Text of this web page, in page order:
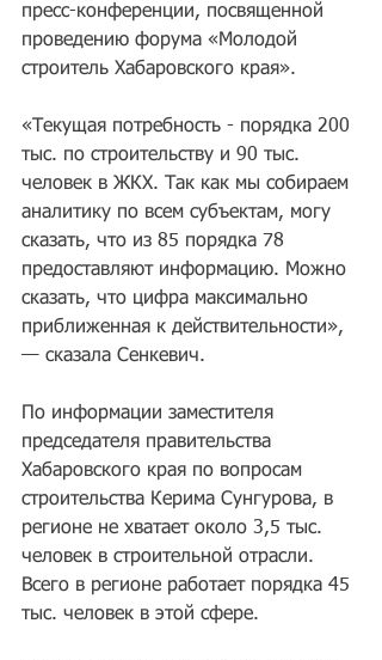
пресс-конференции, посвященной
проведению форума «Молодой
строитель Хабаровского края».
«Текущая потребность - порядка 200
тыс. по строительству и 90 тыс.
человек в ЖКХ. Так как мы собираем
аналитику по всем субъектам, могу
сказать, что из 85 порядка 78
предоставляют информацию. Можно
сказать, что цифра максимально
приближенная к действительности»,
— сказала Сенкевич.
По информации заместителя
председателя правительства
Хабаровского края по вопросам
строительства Керима Сунгурова, в
регионе не хватает около 3,5 тыс.
человек в строительной отрасли.
Всего в регионе работает порядка 45
тыс. человек в этой сфере.